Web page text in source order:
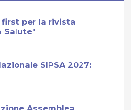
first per la rivista
Salute"
SIPSA 2027: